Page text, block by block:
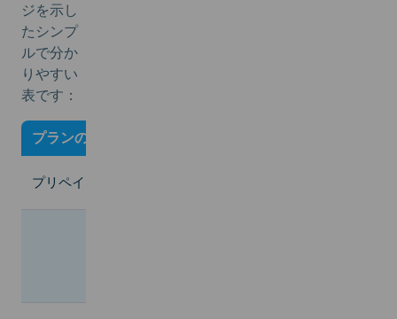
ジを示し
たシンプ
ルで分か
りやすい
表です：
プランの種類
プリペイド